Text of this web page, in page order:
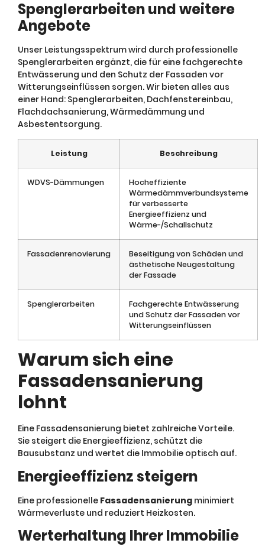
Spenglerarbeiten und weitere
Angebote
Unser Leistungsspektrum wird durch professionelle
Spenglerarbeiten ergänzt, die für eine fachgerechte
Entwässerung und den Schutz der Fassaden vor
Witterungseinflüssen sorgen. Wir bieten alles aus
einer Hand: Spenglerarbeiten, Dachfenstereinbau,
Flachdachsanierung, Wärmedämmung und
Asbestentsorgung.
Leistung Beschreibung
WDVS-Dämmungen
Hocheffiziente
Wärmedämmverbundsysteme
für verbesserte
Energieeffizienz und
Wärme-/Schallschutz
Fassadenrenovierung
Beseitigung von Schäden und
ästhetische Neugestaltung
der Fassade
Spenglerarbeiten
Fachgerechte Entwässerung
und Schutz der Fassaden vor
Witterungseinflüssen
Warum sich eine
Fassadensanierung
lohnt
Eine Fassadensanierung bietet zahlreiche Vorteile.
Sie steigert die Energieeffizienz, schützt die
Bausubstanz und wertet die Immobilie optisch auf.
Energieeffizienz steigern
Eine professionelle Fassadensanierung minimiert
Wärmeverluste und reduziert Heizkosten.
Werterhaltung Ihrer Immobilie